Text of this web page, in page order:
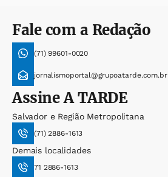
Fale com a Redação
(71) 99601-0020
jornalismoportal@grupoatarde.com.br
AssineA TARDE
Salvador e Região Metropolitana
(71) 2886-1613
Demais localidades
71 2886-1613